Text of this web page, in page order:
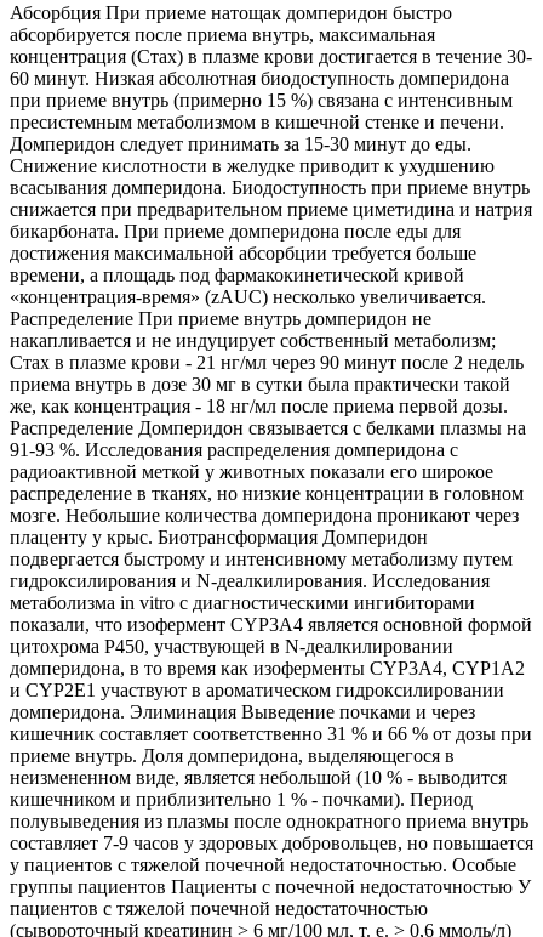
Абсорбция При приеме натощак домперидон быстро
абсорбируется после приема внутрь, максимальная
концентрация (Стах) в плазме крови достигается в течение 30-
60 минут. Низкая абсолютная биодоступность домперидона
при приеме внутрь (примерно 15 %) связана с интенсивным
пресистемным метаболизмом в кишечной стенке и печени.
Домперидон следует принимать за 15-30 минут до еды.
Снижение кислотности в желудке приводит к ухудшению
всасывания домперидона. Биодоступность при приеме внутрь
снижается при предварительном приеме циметидина и натрия
бикарбоната. При приеме домперидона после еды для
достижения максимальной абсорбции требуется больше
времени, а площадь под фармакокинетической кривой
«концентрация-время» (zAUC) несколько увеличивается.
Распределение При приеме внутрь домперидон не
накапливается и не индуцирует собственный метаболизм;
Стах в плазме крови - 21 нг/мл через 90 минут после 2 недель
приема внутрь в дозе 30 мг в сутки была практически такой
же, как концентрация - 18 нг/мл после приема первой дозы.
Распределение Домперидон связывается с белками плазмы на
91-93 %. Исследования распределения домперидона с
радиоактивной меткой у животных показали его широкое
распределение в тканях, но низкие концентрации в головном
мозге. Небольшие количества домперидона проникают через
плаценту у крыс. Биотрансформация Домперидон
подвергается быстрому и интенсивному метаболизму путем
гидроксилирования и N-деалкилирования. Исследования
метаболизма in vitro с диагностическими ингибиторами
показали, что изофермент CYP3A4 является основной формой
цитохрома Р450, участвующей в N-деалкилировании
домперидона, в то время как изоферменты CYP3A4, CYP1A2
и CYP2E1 участвуют в ароматическом гидроксилировании
домперидона. Элиминация Выведение почками и через
кишечник составляет соответственно 31 % и 66 % от дозы при
приеме внутрь. Доля домперидона, выделяющегося в
неизмененном виде, является небольшой (10 % - выводится
кишечником и приблизительно 1 % - почками). Период
полувыведения из плазмы после однократного приема внутрь
составляет 7-9 часов у здоровых добровольцев, но повышается
у пациентов с тяжелой почечной недостаточностью. Особые
группы пациентов Пациенты с почечной недостаточностью У
пациентов с тяжелой почечной недостаточностью
(сывороточный креатинин > 6 мг/100 мл, т. е. > 0,6 ммоль/л)